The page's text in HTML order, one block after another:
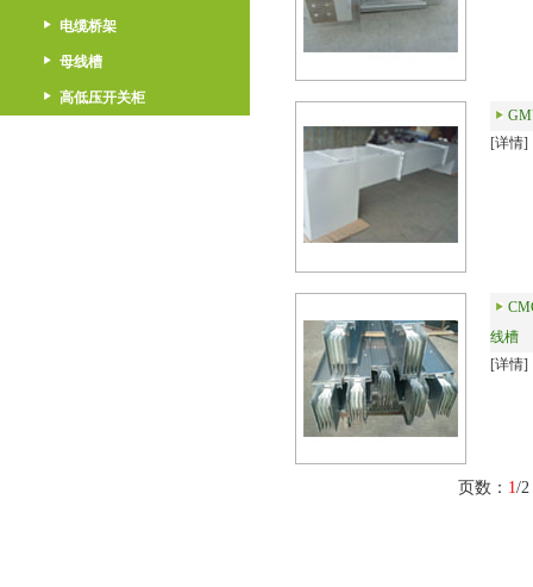
电缆桥架
母线槽
高低压开关柜
[详情]
线槽
[详情]
页数： 1/